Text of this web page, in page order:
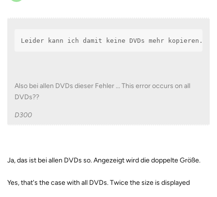
Leider kann ich damit keine DVDs mehr kopieren.
Also bei allen DVDs dieser Fehler ... This error occurs on all
DVDs??
D300
Ja, das ist bei allen DVDs so. Angezeigt wird die doppelte Größe.
Yes, that's the case with all DVDs. Twice the size is displayed